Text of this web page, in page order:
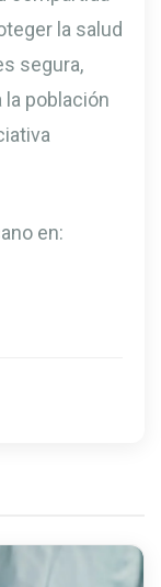
la salud
segura,
la población
en: